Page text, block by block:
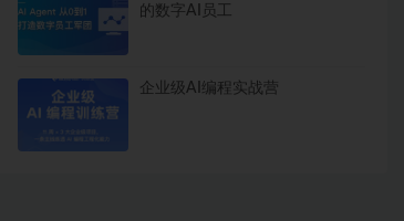
的数字AI员工
企业级AI编程实战营